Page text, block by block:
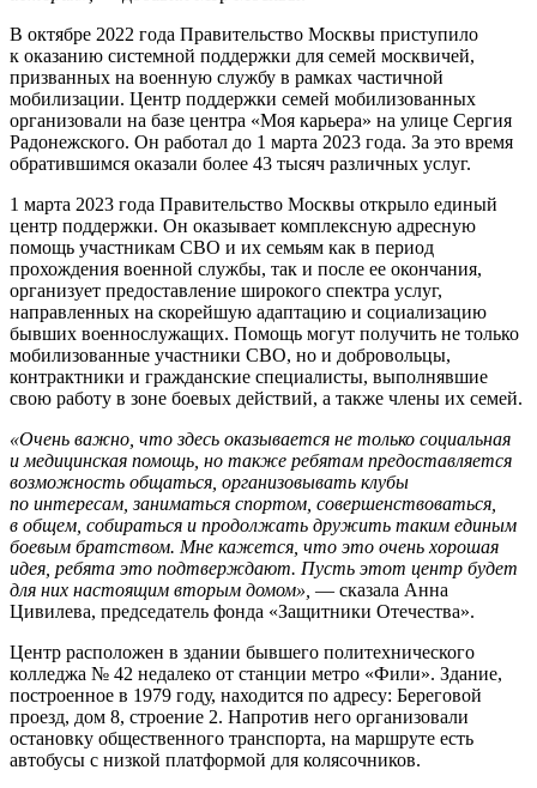
В октябре 2022 года Правительство Москвы приступило
к оказанию системной поддержки для семей москвичей,
призванных на военную службу в рамках частичной
мобилизации. Центр поддержки семей мобилизованных
организовали на базе центра «Моя карьера» на улице Сергия
Радонежского. Он работал до 1 марта 2023 года. За это время
обратившимся оказали более 43 тысяч различных услуг.
1 марта 2023 года Правительство Москвы открыло единый
центр поддержки. Он оказывает комплексную адресную
помощь участникам СВО и их семьям как в период
прохождения военной службы, так и после ее окончания,
организует предоставление широкого спектра услуг,
направленных на скорейшую адаптацию и социализацию
бывших военнослужащих. Помощь могут получить не только
мобилизованные участники СВО, но и добровольцы,
контрактники и гражданские специалисты, выполнявшие
свою работу в зоне боевых действий, а также члены их семей.
«Очень важно, что здесь оказывается не только социальная
и медицинская помощь, но также ребятам предоставляется
возможность общаться, организовывать клубы
по интересам, заниматься спортом, совершенствоваться,
в общем, собираться и продолжать дружить таким единым
боевым братством. Мне кажется, что это очень хорошая
идея, ребята это подтверждают. Пусть этот центр будет
для них настоящим вторым домом», — сказала Анна
Цивилева, председатель фонда «Защитники Отечества».
Центр расположен в здании бывшего политехнического
колледжа № 42 недалеко от станции метро «Фили». Здание,
построенное в 1979 году, находится по адресу: Береговой
проезд, дом 8, строение 2. Напротив него организовали
остановку общественного транспорта, на маршруте есть
автобусы с низкой платформой для колясочников.